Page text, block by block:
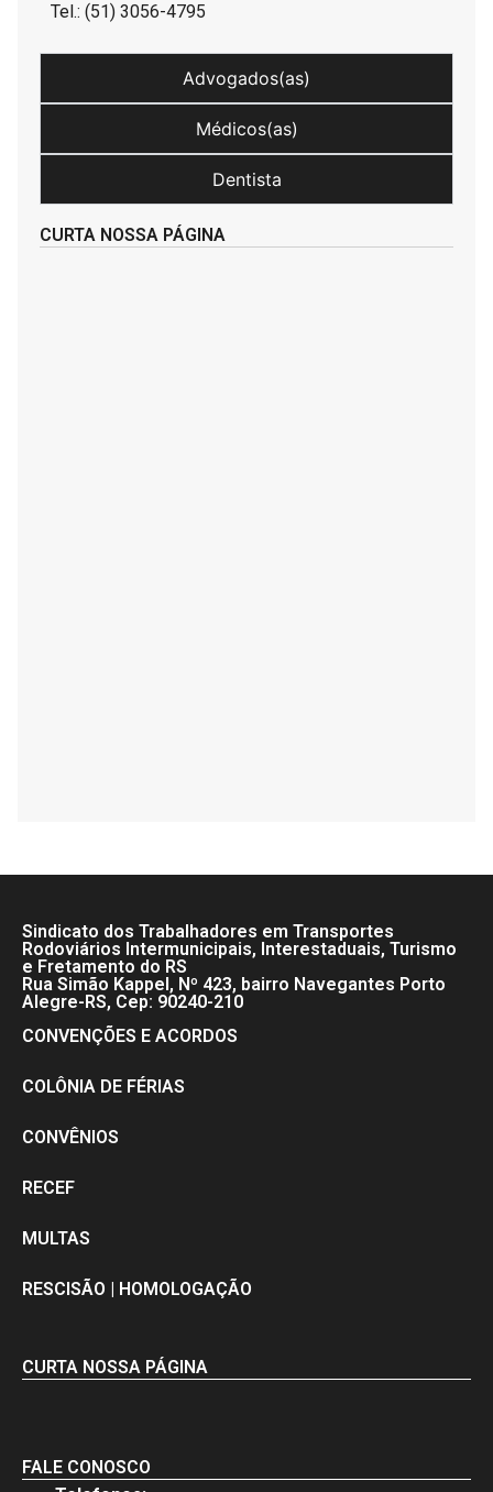
Tel.: (51) 3056-4795
Advogados(as)
Médicos(as)
Dentista
CURTA NOSSA PÁGINA
Sindicato dos Trabalhadores em Transportes
Rodoviários Intermunicipais, Interestaduais, Turismo
e Fretamento do RS
Rua Simão Kappel, Nº 423, bairro Navegantes Porto
Alegre-RS, Cep: 90240-210
CONVENÇÕES E ACORDOS
COLÔNIA DE FÉRIAS
CONVÊNIOS
RECEF
MULTAS
RESCISÃO | HOMOLOGAÇÃO
CURTA NOSSA PÁGINA
FALE CONOSCO